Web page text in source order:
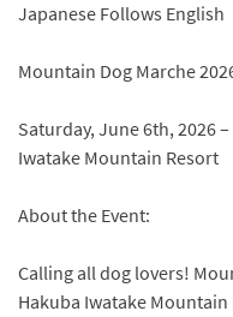
Japanese Follows English
Mountain Dog Marche
Saturday, June 6th, 2026
Iwatake Mountain Resort
About the Event:
Calling all dog lovers!
Hakuba Iwatake